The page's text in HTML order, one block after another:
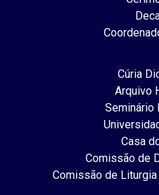
Cúria
Arquivo
Seminário
Casa
Comissão de
Comissão de